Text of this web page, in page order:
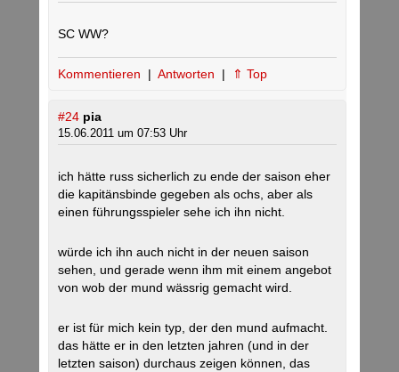
SC WW?
Kommentieren | Antworten | ⇑ Top
#24 pia
15.06.2011 um 07:53 Uhr
ich hätte russ sicherlich zu ende der saison eher
die kapitänsbinde gegeben als ochs, aber als
einen führungsspieler sehe ich ihn nicht.
würde ich ihn auch nicht in der neuen saison
sehen, und gerade wenn ihm mit einem angebot
von wob der mund wässrig gemacht wird.
er ist für mich kein typ, der den mund aufmacht.
das hätte er in den letzten jahren (und in der
letzten saison) durchaus zeigen können, das